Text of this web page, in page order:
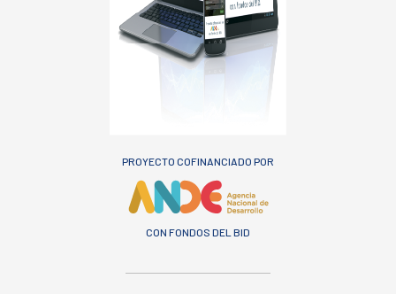
PROYECTO COFINANCIADO POR
CON FONDOS DEL BID